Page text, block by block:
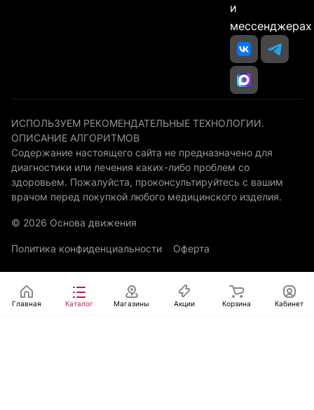
и
мессенджерах
ИСПОЛЬЗУЕМ РЕКОМЕНДАТЕЛЬНЫЕ ТЕХНОЛОГИИ.
ОПИСАНИЕ АЛГОРИТМОВ
Содержание настоящего сайта не предназначено для
диагностики или лечения каких-либо проблем со
здоровьем. Пожалуйста, проконсультируйтесь с вашим
врачом перед покупкой любого медицинского изделия.
© 2026 Основа движения
Политика конфиденциальности Оферта
Главная Каталог Магазины Акции Корзина Кабинет